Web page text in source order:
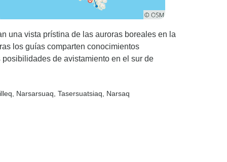
una vista prístina de las auroras boreales en la
los guías comparten conocimientos
de avistamiento en el sur de
, Narsarsuaq , Tasersuatsiaq , Narsaq